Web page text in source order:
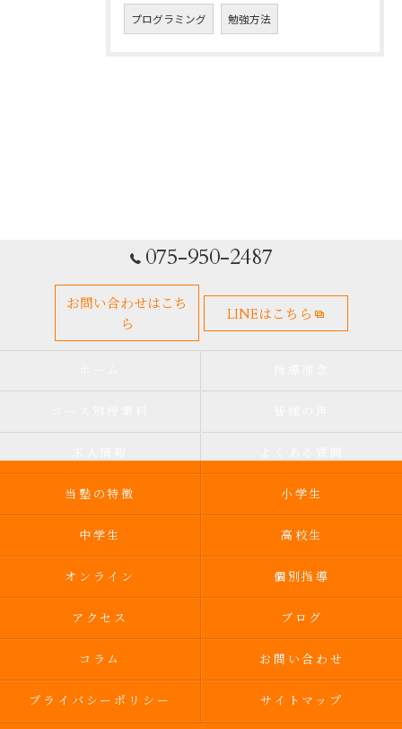
プログラミング 勉強方法
075-950-2487
お問い合わせはこち
ら
LINEはこちら
当塾の特徴 小学生
中学生 高校生
オンライン 個別指導
アクセス ブログ
コラム お問い合わせ
プライバシーポリシー サイトマップ